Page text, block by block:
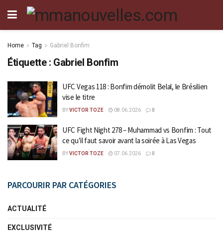
Home Tag Gabriel Bonfim
Étiquette : Gabriel Bonfim
UFC Vegas 118 : Bonfim démolit Belal, le Brésilien
vise le titre
BYVICTOR TOZE 08.06.2026 0
UFC Fight Night 278 – Muhammad vs Bonfim : Tout
ce qu’il faut savoir avant la soirée à Las Vegas
BYVICTOR TOZE 07.06.2026 0
PARCOURIR PAR CATÉGORIES
ACTUALITÉ
EXCLUSIVITÉ